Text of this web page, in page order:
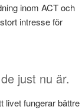
inom ACT och
intresse för
just nu är.
livet fungerar bättre